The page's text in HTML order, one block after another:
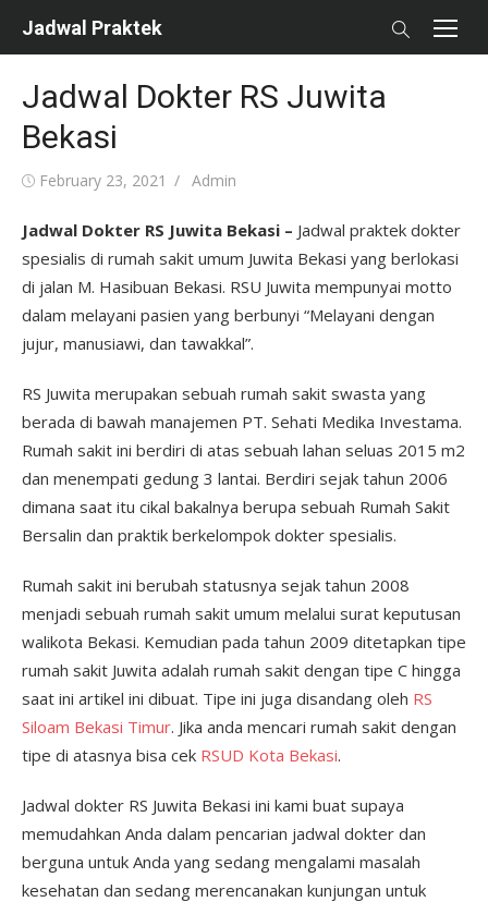
Jadwal Praktek
Jadwal Dokter RS Juwita
Bekasi
Posted
February 23, 2021 Author
Admin
Jadwal Dokter RS Juwita Bekasi – Jadwal praktek dokter
spesialis di rumah sakit umum Juwita Bekasi yang berlokasi
di jalan M. Hasibuan Bekasi. RSU Juwita mempunyai motto
dalam melayani pasien yang berbunyi “Melayani dengan
jujur, manusiawi, dan tawakkal”.
RS Juwita merupakan sebuah rumah sakit swasta yang
berada di bawah manajemen PT. Sehati Medika Investama.
Rumah sakit ini berdiri di atas sebuah lahan seluas 2015 m2
dan menempati gedung 3 lantai. Berdiri sejak tahun 2006
dimana saat itu cikal bakalnya berupa sebuah Rumah Sakit
Bersalin dan praktik berkelompok dokter spesialis.
Rumah sakit ini berubah statusnya sejak tahun 2008
menjadi sebuah rumah sakit umum melalui surat keputusan
walikota Bekasi. Kemudian pada tahun 2009 ditetapkan tipe
rumah sakit Juwita adalah rumah sakit dengan tipe C hingga
saat ini artikel ini dibuat. Tipe ini juga disandang oleh RS
Siloam Bekasi Timur. Jika anda mencari rumah sakit dengan
tipe di atasnya bisa cek RSUD Kota Bekasi.
Jadwal dokter RS Juwita Bekasi ini kami buat supaya
memudahkan Anda dalam pencarian jadwal dokter dan
berguna untuk Anda yang sedang mengalami masalah
kesehatan dan sedang merencanakan kunjungan untuk